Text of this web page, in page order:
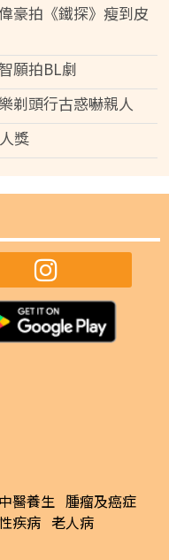
豪拍《鐵探》瘦到皮
願拍BL劇
剃頭行古惑嚇親人
獎
中醫養生 腫瘤及癌症
疾病 老人病